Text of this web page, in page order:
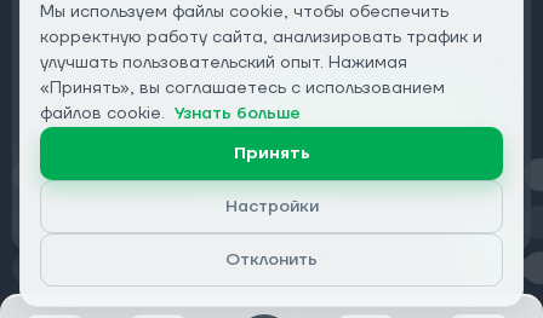
Подписаться на рассылку:
Email
Конфиденциальность
Мы используем файлы cookie, чтобы обеспечить
корректную работу сайта, анализировать трафик и
улучшать пользовательский опыт. Нажимая
«Принять», вы соглашаетесь с использованием
файлов cookie. Узнать больше
Принять
Настройки
Отклонить